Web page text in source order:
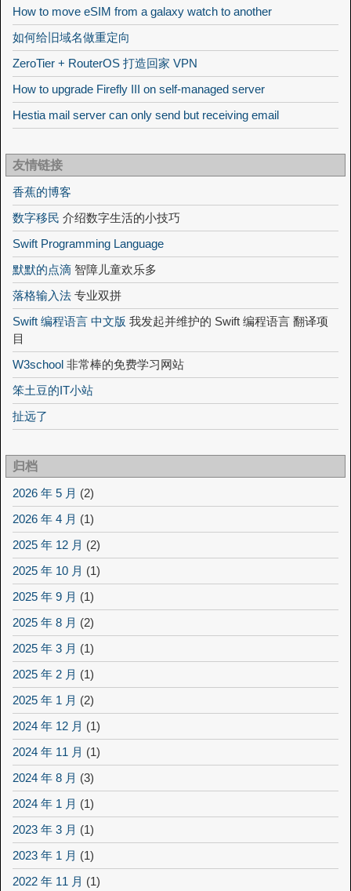
How to move eSIM from a galaxy watch to another
如何给旧域名做重定向
ZeroTier + RouterOS 打造回家 VPN
How to upgrade Firefly III on self-managed server
Hestia mail server can only send but receiving email
友情链接
香蕉的博客
数字移民 介绍数字生活的小技巧
Swift Programming Language
默默的点滴 智障儿童欢乐多
落格输入法 专业双拼
Swift 编程语言 中文版 我发起并维护的 Swift 编程语言 翻译项
目
W3school 非常棒的免费学习网站
笨土豆的IT小站
扯远了
归档
2026 年 5 月 (2)
2026 年 4 月 (1)
2025 年 12 月 (2)
2025 年 10 月 (1)
2025 年 9 月 (1)
2025 年 8 月 (2)
2025 年 3 月 (1)
2025 年 2 月 (1)
2025 年 1 月 (2)
2024 年 12 月 (1)
2024 年 11 月 (1)
2024 年 8 月 (3)
2024 年 1 月 (1)
2023 年 3 月 (1)
2023 年 1 月 (1)
2022 年 11 月 (1)